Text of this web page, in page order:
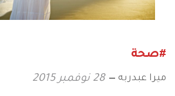
#صحة
ميرا عبدربه 28 نوفمبر 2015